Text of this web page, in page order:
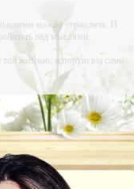
можно управлять. И
над мыслями.
той жизнью, которую вы сами
нищета — глупость. Из всех
пропустить его мимо ушей. Он
того, кто его дал.
когда их дают мне.